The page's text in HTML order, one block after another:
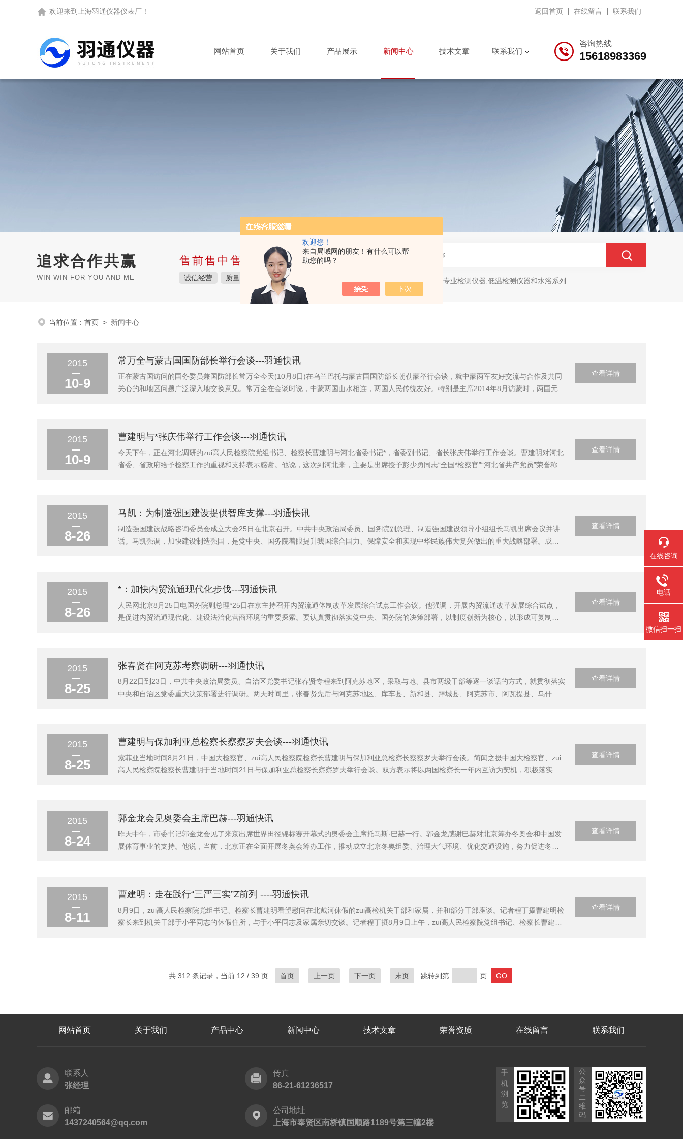
欢迎您！
来自局域网的朋友！有什么可以帮
助您的吗？
欢迎来到 上海羽通仪器仪表厂 ！ 返回首页 在线留言 联系我们
咨询热线
15618983369
网站首页 关于我们 产品展示 新闻中心 技术文章 联系我们
追求合作共赢
WIN WIN FOR YOU AND ME
售前售中售后完整的服务体系
诚信经营 质量保障 价格实惠 热门关键词：石油产品专业检测仪器,低温检测仪器和水浴系列
当前位置： 首页 > 新闻中心
2015
10-9
常万全与蒙古国国防部长举行会谈---羽通快讯
正在蒙古国访问的国务委员兼国防部长常万全今天(10月8日)在乌兰巴托与蒙古国国防部长朝勒蒙举行会谈，就中蒙两军友好交流与合作及共同
关心的和地区问题广泛深入地交换意见。常万全在会谈时说，中蒙两国山水相连，两国人民传统友好。特别是主席2014年8月访蒙时，两国元首
查看详情
2015
10-9
曹建明与*张庆伟举行工作会谈---羽通快讯
今天下午，正在河北调研的zui高人民检察院党组书记、检察长曹建明与河北省委书记*，省委副书记、省长张庆伟举行工作会谈。曹建明对河北
省委、省政府给予检察工作的重视和支持表示感谢。他说，这次到河北来，主要是出席授予彭少勇同志“全国*检察官”“河北省共产党员”荣誉称号
查看详情
2015
8-26
马凯：为制造强国建设提供智库支撑---羽通快讯
制造强国建设战略咨询委员会成立大会25日在北京召开。中共中央政治局委员、国务院副总理、制造强国建设领导小组组长马凯出席会议并讲
话。马凯强调，加快建设制造强国，是党中央、国务院着眼提升我国综合国力、保障安全和实现中华民族伟大复兴做出的重大战略部署。成立
查看详情
2015
8-26
*：加快内贸流通现代化步伐---羽通快讯
人民网北京8月25日电国务院副总理*25日在京主持召开内贸流通体制改革发展综合试点工作会议。他强调，开展内贸流通改革发展综合试点，
是促进内贸流通现代化、建设法治化营商环境的重要探索。要认真贯彻落实党中央、国务院的决策部署，以制度创新为核心，以形成可复制、
查看详情
2015
8-25
张春贤在阿克苏考察调研---羽通快讯
8月22日到23日，中共中央政治局委员、自治区党委书记张春贤专程来到阿克苏地区，采取与地、县市两级干部等逐一谈话的方式，就贯彻落实
中央和自治区党委重大决策部署进行调研。两天时间里，张春贤先后与阿克苏地区、库车县、新和县、拜城县、阿克苏市、阿瓦提县、乌什县
查看详情
2015
8-25
曹建明与保加利亚总检察长察察罗夫会谈---羽通快讯
索菲亚当地时间8月21日，中国大检察官、zui高人民检察院检察长曹建明与保加利亚总检察长察察罗夫举行会谈。简闻之摄中国大检察官、zui
高人民检察院检察长曹建明于当地时间21日与保加利亚总检察长察察罗夫举行会谈。双方表示将以两国检察长一年内互访为契机，积极落实两
查看详情
2015
8-24
郭金龙会见奥委会主席巴赫---羽通快讯
昨天中午，市委书记郭金龙会见了来京出席世界田径锦标赛开幕式的奥委会主席托马斯·巴赫一行。郭金龙感谢巴赫对北京筹办冬奥会和中国发
展体育事业的支持。他说，当前，北京正在全面开展冬奥会筹办工作，推动成立北京冬奥组委、治理大气环境、优化交通设施，努力促进冬季
查看详情
2015
8-11
曹建明：走在践行“三严三实”Z前列 ----羽通快讯
8月9日，zui高人民检察院党组书记、检察长曹建明看望慰问在北戴河休假的zui高检机关干部和家属，并和部分干部座谈。记者程丁摄曹建明检
察长来到机关干部于小平同志的休假住所，与于小平同志及家属亲切交谈。记者程丁摄8月9日上午，zui高人民检察院党组书记、检察长曹建明
查看详情
共 312 条记录，当前 12 / 39 页 首页 上一页 下一页 末页 跳转到第 页
网站首页 关于我们 产品中心 新闻中心 技术文章 荣誉资质 在线留言 联系我们
联系人
张经理
传真
86-21-61236517
邮箱
1437240564@qq.com
公司地址
上海市奉贤区南桥镇国顺路1189号第三幢2楼
手
机
浏
览
公
众
号
二
维
码
在线咨询
电话
微信扫一扫